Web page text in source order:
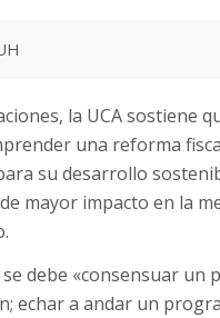
la UCA sostiene
una reforma
su desarrollo
mayor impacto en la
debe «consensuar
echar a andar un